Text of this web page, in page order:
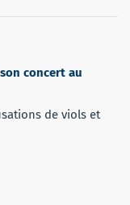
concert au
de viols et